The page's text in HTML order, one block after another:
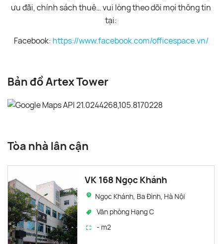
ưu đãi, chính sách thuê… vui lòng theo dõi mọi thông tin
tại:
Facebook: https://www.facebook.com/officespace.vn/
Bản đồ Artex Tower
Tòa nhà lân cận
VK 168 Ngọc Khánh
Ngọc Khánh, Ba Đình, Hà Nội
Văn phòng Hạng C
- m2